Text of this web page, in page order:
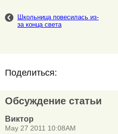
Школьница повесилась из-
за конца света
Поделиться:
Обсуждение статьи
Виктор
May 27 2011 10:08AM